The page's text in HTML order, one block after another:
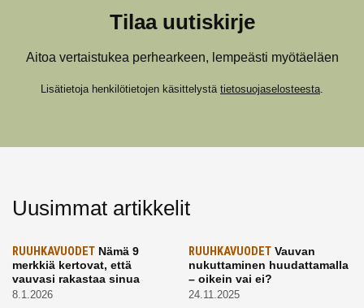
Tilaa uutiskirje
Aitoa vertaistukea perhearkeen, lempeästi myötäeläen
Lisätietoja henkilötietojen käsittelystä tietosuojaselosteesta.
Uusimmat artikkelit
RUUHKAVUODET Nämä 9
merkkiä kertovat, että
vauvasi rakastaa sinua
8.1.2026
RUUHKAVUODETVauvan
nukuttaminen huudattamalla
– oikein vai ei?
24.11.2025